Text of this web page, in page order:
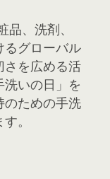
、洗剤、
るグローバル
さを広める活
いの日」を
のための手洗
。